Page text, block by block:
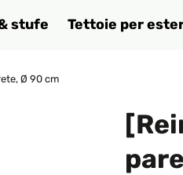
stufe Tettoie per
Ø 90 cm